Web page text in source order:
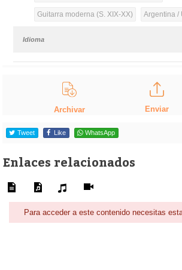
Guitarra moderna (S. XIX-XX) Argentina /
Idioma
Archivar Enviar
Tweet Like WhatsApp
Enlaces relacionados
Para acceder a este contenido necesitas